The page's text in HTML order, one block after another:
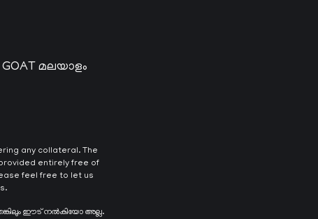
മലയാളം
any collateral. The
entirely free of
feel free to let us
ഈട് നൽകിയോ അല്ല.